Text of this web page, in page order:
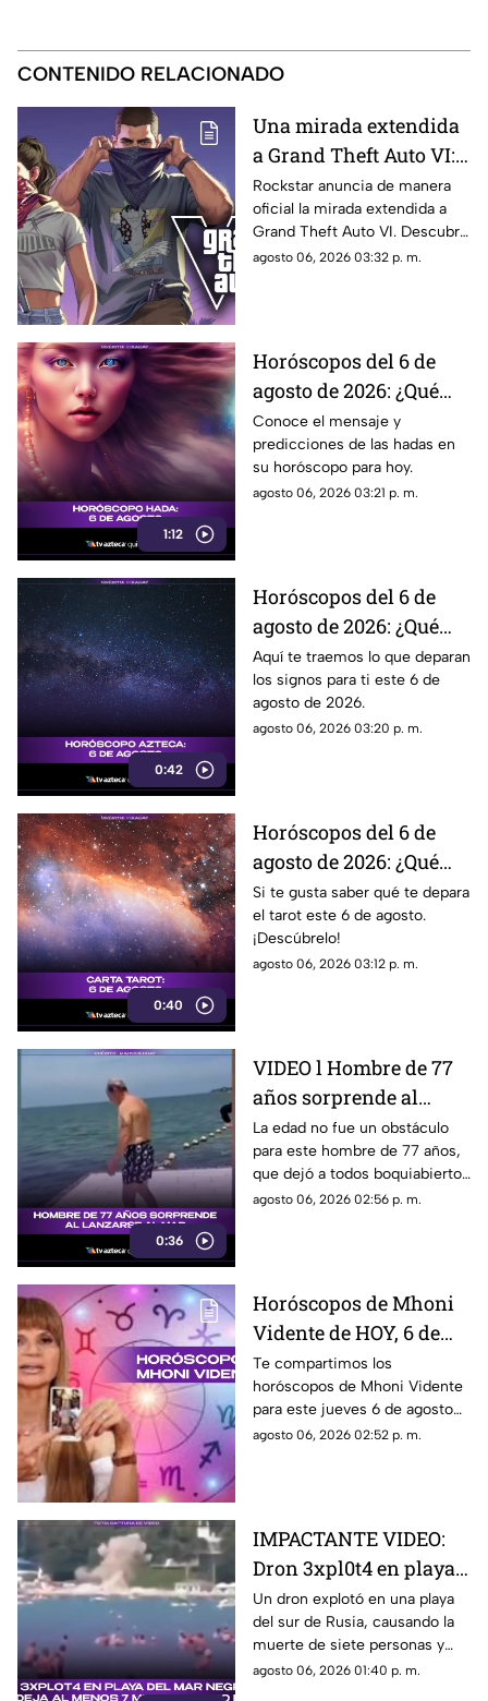
CONTENIDO RELACIONADO
Una mirada extendida
a Grand Theft Auto VI:
¿Cuándo, dónde y a qué
hora de México se
estrena este adelanto
de GTA?
Rockstar anuncia de manera
oficial la mirada extendida a
Grand Theft Auto VI. Descubre
fecha, horario, dónde verla y
agosto 06, 2026 03:32 p. m.
1:12
Horóscopos del 6 de
agosto de 2026: ¿Qué
revelan las hadas hoy?
Conoce el mensaje y
predicciones de las hadas en
su horóscopo para hoy.
agosto 06, 2026 03:21 p. m.
0:42
Horóscopos del 6 de
agosto de 2026: ¿Qué
revelan los aztecas
hoy?
Aquí te traemos lo que deparan
los signos para ti este 6 de
agosto de 2026.
agosto 06, 2026 03:20 p. m.
0:40
Horóscopos del 6 de
agosto de 2026: ¿Qué
revelan las cartas del
tarot?
Si te gusta saber qué te depara
el tarot este 6 de agosto.
¡Descúbrelo!
agosto 06, 2026 03:12 p. m.
0:36
VIDEO l Hombre de 77
años sorprende al
lanzarse al mar con
una marometa
La edad no fue un obstáculo
para este hombre de 77 años,
que dejó a todos boquiabiertos
al lanzarse al mar con una
agosto 06, 2026 02:56 p. m.
Horóscopos de Mhoni
Vidente de HOY, 6 de
agosto de 2026: Estas
son todas las
predicciones para cada
signo zodiacal
Te compartimos los
horóscopos de Mhoni Vidente
para este jueves 6 de agosto
de 2026 y sus predicciones
agosto 06, 2026 02:52 p. m.
IMPACTANTE VIDEO:
Dron 3xpl0t4 en playa y
deja al menos 7
mu3rt0s y 40 h3r1d0s;
esto se sabe de lo
ocurrido en Rusia
Un dron explotó en una playa
del sur de Rusia, causando la
muerte de siete personas y
alrededor de 40 heridos. Estos
agosto 06, 2026 01:40 p. m.